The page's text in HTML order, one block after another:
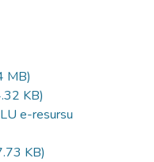
MB)
KB)
e-resursu
KB)